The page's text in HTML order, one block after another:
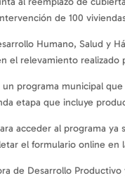
de 100
Humano, Salud y
el relevamiento realizado
un programa municipal
etapa que incluye
acceder al programa
el formulario online
de Desarrollo